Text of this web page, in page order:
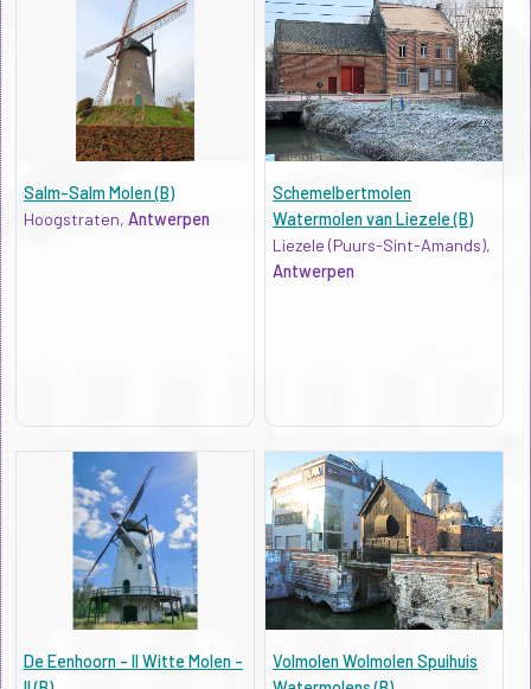
Salm-Salm Molen (B)
Hoogstraten, Antwerpen
Schemelbertmolen
Watermolen van Liezele (B)
Liezele (Puurs-Sint-Amands),
Antwerpen
De Eenhoorn - II Witte Molen -
Volmolen Wolmolen Spuihuis